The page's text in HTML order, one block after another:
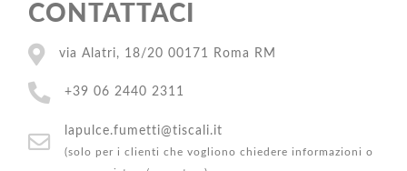
CONTATTACI
via Alatri, 18/20 00171 Roma RM
+39 06 2440 2311
lapulce.fumetti@tiscali.it
(solo per i clienti che vogliono chiedere informazioni o